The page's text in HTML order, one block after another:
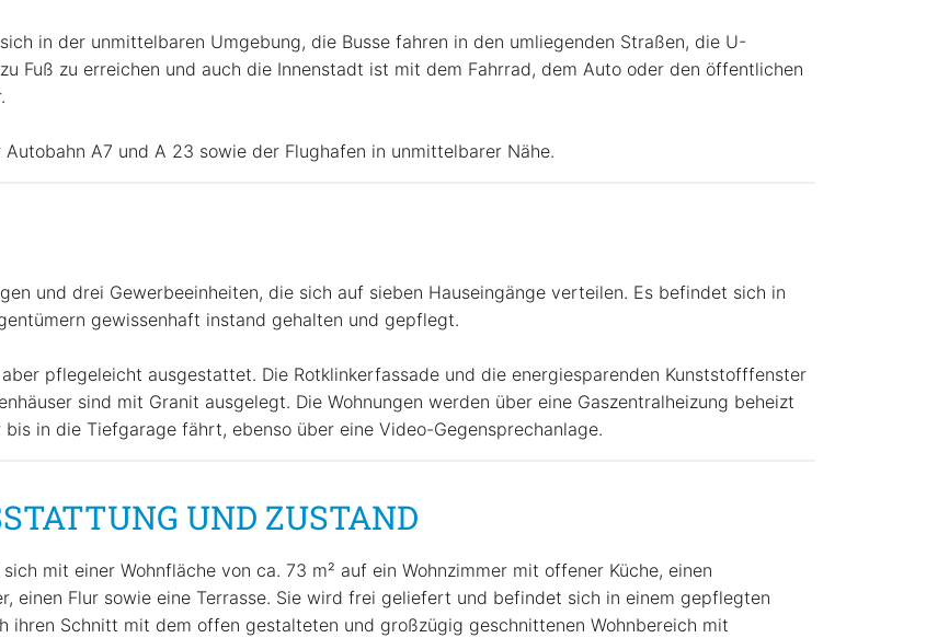
in der unmittelbaren Umgebung, die Busse fahren in den umliegenden Straßen, die U-
Fuß zu erreichen und auch die Innenstadt ist mit dem Fahrrad, dem Auto oder den öffentlichen
A7 und A 23 sowie der Flughafen in unmittelbarer Nähe.
und drei Gewerbeeinheiten, die sich auf sieben Hauseingänge verteilen. Es befindet sich in
gewissenhaft instand gehalten und gepflegt.
pflegeleicht ausgestattet. Die Rotklinkerfassade und die energiesparenden Kunststofffenster
sind mit Granit ausgelegt. Die Wohnungen werden über eine Gaszentralheizung beheizt
in die Tiefgarage fährt, ebenso über eine Video-Gegensprechanlage.
UND ZUSTAND
mit einer Wohnfläche von ca. 73 m² auf ein Wohnzimmer mit offener Küche, einen
einen Flur sowie eine Terrasse. Sie wird frei geliefert und befindet sich in einem gepflegten
ihren Schnitt mit dem offen gestalteten und großzügig geschnittenen Wohnbereich mit